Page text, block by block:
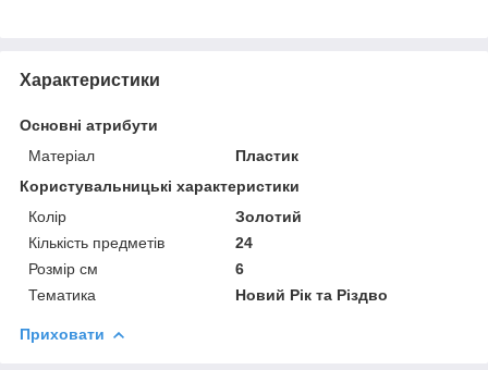
Характеристики
Основні атрибути
Матеріал
Пластик
Користувальницькі характеристики
Колір
Золотий
Кількість предметів
24
Розмір см
6
Тематика
Новий Рік та Різдво
Приховати